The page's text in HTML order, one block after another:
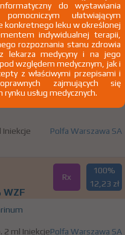
Polfa Warszawa SA
Lz
100%
Polfa Warszawa SA
WZF
Rx
100%
12,23 zł
2 ml IniekcjePolfa Warszawa SA
do wystawiania
ułatwiającym
konkretnego leku w określonej
indywidualnej terapii,
rozpoznania stanu zdrowia
lekarza medycyny i na jego
względem medycznym, jak i
z właściwymi przepisami i
zajmujących się
usług medycznych.